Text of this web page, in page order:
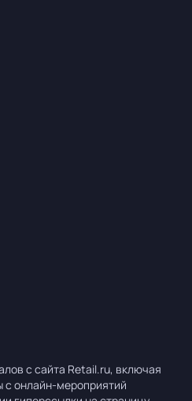
с сайта Retail.ru, включая
онлайн-мероприятий